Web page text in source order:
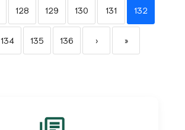
128 129 130 131 132
134 135 136 › »